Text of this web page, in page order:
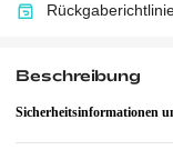
Beschreibung
Sicherheitsinformationen